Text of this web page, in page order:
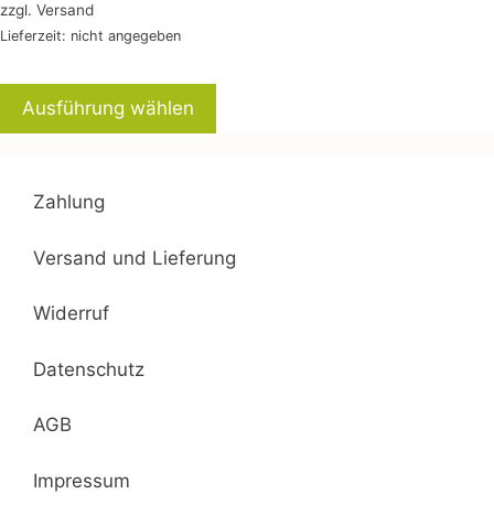
bis
zzgl. Versand
Lieferzeit: nicht angegeben
Ausführung wählen
Zahlung
Versand und Lieferung
Widerruf
Datenschutz
AGB
Impressum